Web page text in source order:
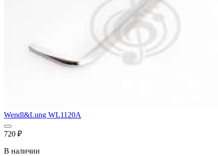
Wendl&Lung WL1120A
720 ₽
В наличии